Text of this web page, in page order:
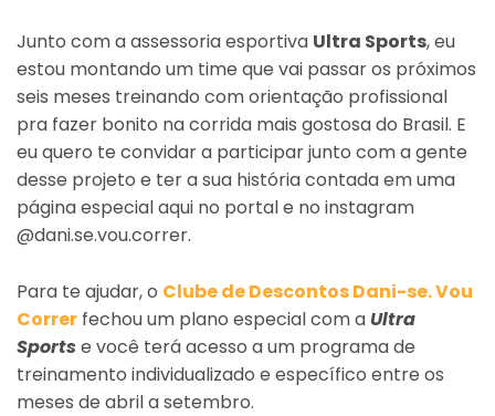
Junto com a assessoria esportiva Ultra Sports, eu
estou montando um time que vai passar os próximos
seis meses treinando com orientação profissional
pra fazer bonito na corrida mais gostosa do Brasil. E
eu quero te convidar a participar junto com a gente
desse projeto e ter a sua história contada em uma
página especial aqui no portal e no instagram
@dani.se.vou.correr.
Para te ajudar, o Clube de Descontos Dani-se. Vou
Correr fechou um plano especial com aUltra
Sportse você terá acesso a um programa de
treinamento individualizado e específico entre os
meses de abril a setembro.